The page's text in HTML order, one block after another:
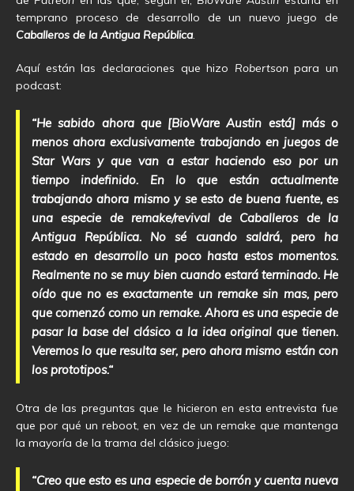
temprano proceso de desarrollo de un nuevo juego de
Caballeros de la Antigua República.
Aquí están las declaraciones que hizo Robertsonpara un
podcast:
“He sabido ahora que [BioWare Austin está] más o
menos ahora exclusivamente trabajando en juegos de
Star Wars y que van a estar haciendo eso por un
tiempo indefinido. En lo que están actualmente
trabajando ahora mismo y se esto de buena fuente, es
una especie de remake/revival de Caballeros de la
Antigua República. No sé cuando saldrá, pero ha
estado en desarrollo un poco hasta estos momentos.
Realmente no se muy bien cuando estará terminado. He
oído que no es exactamente un remake sin mas, pero
que comenzó como un remake. Ahora es una especie de
pasar la base del clásico a la idea original que tienen.
Veremos lo que resulta ser, pero ahora mismo están con
los prototipos.“
Otra de las preguntas que le hicieron en esta entrevista fue
que por qué un reboot, en vez de un remake que mantenga
la mayoría de la trama del clásico juego:
“Creo que esto es una especie de borrón y cuenta nueva